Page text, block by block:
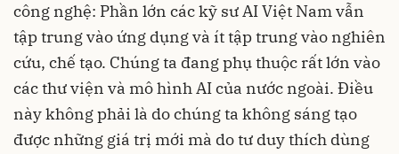
công nghệ: Phần lớn các kỹ sư AI Việt Nam vẫn
tập trung vào ứng dụng và ít tập trung vào nghiên
cứu, chế tạo. Chúng ta đang phụ thuộc rất lớn vào
các thư viện và mô hình AI của nước ngoài. Điều
này không phải là do chúng ta không sáng tạo
được những giá trị mới mà do tư duy thích dùng